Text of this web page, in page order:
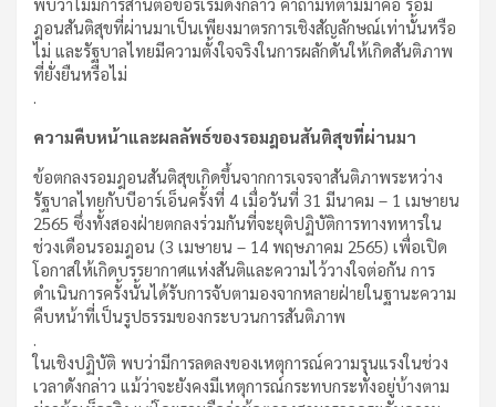
พบว่าไม่มีการสานต่อข้อริเริ่มดังกล่าว คำถามที่ตามมาคือ รอม
ฎอนสันติสุขที่ผ่านมาเป็นเพียงมาตรการเชิงสัญลักษณ์เท่านั้นหรือ
ไม่ และรัฐบาลไทยมีความตั้งใจจริงในการผลักดันให้เกิดสันติภาพ
ที่ยั่งยืนหรือไม่
.
ความคืบหน้าและผลลัพธ์ของรอมฎอนสันติสุขที่ผ่านมา
ข้อตกลงรอมฎอนสันติสุขเกิดขึ้นจากการเจรจาสันติภาพระหว่าง
รัฐบาลไทยกับบีอาร์เอ็นครั้งที่ 4 เมื่อวันที่ 31 มีนาคม – 1 เมษายน
2565 ซึ่งทั้งสองฝ่ายตกลงร่วมกันที่จะยุติปฏิบัติการทางทหารใน
ช่วงเดือนรอมฎอน (3 เมษายน – 14 พฤษภาคม 2565) เพื่อเปิด
โอกาสให้เกิดบรรยากาศแห่งสันติและความไว้วางใจต่อกัน การ
ดำเนินการครั้งนั้นได้รับการจับตามองจากหลายฝ่ายในฐานะความ
คืบหน้าที่เป็นรูปธรรมของกระบวนการสันติภาพ
.
ในเชิงปฏิบัติ พบว่ามีการลดลงของเหตุการณ์ความรุนแรงในช่วง
เวลาดังกล่าว แม้ว่าจะยังคงมีเหตุการณ์กระทบกระทั่งอยู่บ้างตาม